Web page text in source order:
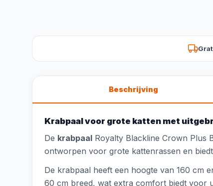
Beschrijving
Krabpaal voor grote katten met
De krabpaal Royalty Blackline Crown Plus
ontworpen voor grote kattenrassen en
De krabpaal heeft een hoogte van 160 cm
60 cm breed, wat extra comfort biedt voor